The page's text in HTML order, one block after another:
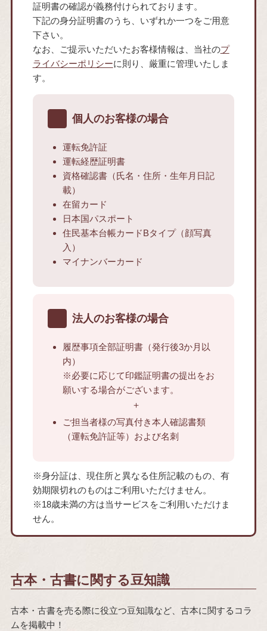
証明書の確認が義務付けられております。
下記の身分証明書のうち、いずれか一つをご用意
下さい。
なお、ご提示いただいたお客様情報は、当社のプ
ライバシーポリシーに則り、厳重に管理いたしま
す。
個人のお客様の場合
運転免許証
運転経歴証明書
資格確認書（氏名・住所・生年月日記
載）
在留カード
日本国パスポート
住民基本台帳カードBタイプ（顔写真
入）
マイナンバーカード
法人のお客様の場合
履歴事項全部証明書（発行後3か月以
内）
※必要に応じて印鑑証明書の提出をお
願いする場合がございます。
ご担当者様の写真付き本人確認書類
（運転免許証等）および名刺
※身分証は、現住所と異なる住所記載のもの、有
効期限切れのものはご利用いただけません。
※18歳未満の方は当サービスをご利用いただけま
せん。
古本・古書に関する豆知識
古本・古書を売る際に役立つ豆知識など、古本に関するコラ
ムを掲載中！